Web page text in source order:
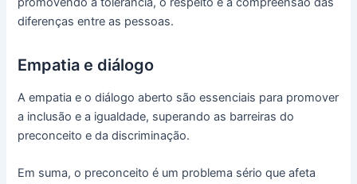
diferenças entre as pessoas.
Empatia e diálogo
A empatia e o diálogo aberto são essenciais para promover
a inclusão e a igualdade, superando as barreiras do
preconceito e da discriminação.
Em suma, o preconceito é um problema sério que afeta